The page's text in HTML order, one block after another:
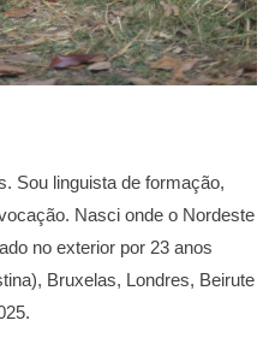
Sou linguista de formação,
Nasci onde o Nordeste
no exterior por 23 anos
Bruxelas, Londres, Beirute